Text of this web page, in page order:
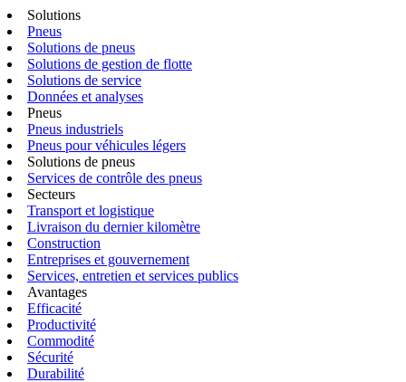
Solutions
Pneus
Solutions de pneus
Solutions de gestion de flotte
Solutions de service
Données et analyses
Pneus
Pneus industriels
Pneus pour véhicules légers
Solutions de pneus
Services de contrôle des pneus
Secteurs
Transport et logistique
Livraison du dernier kilomètre
Construction
Entreprises et gouvernement
Services, entretien et services publics
Avantages
Efficacité
Productivité
Commodité
Sécurité
Durabilité